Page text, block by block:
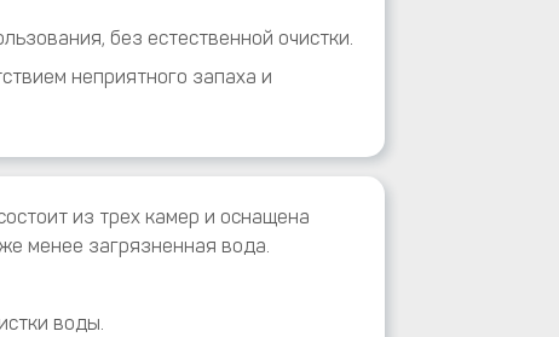
без естественной очистки.
неприятного запаха и
из трех камер и оснащена
менее загрязненная вода.
воды.